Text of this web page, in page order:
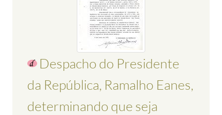
Despacho do Presidente
da República, Ramalho Eanes,
determinando que seja